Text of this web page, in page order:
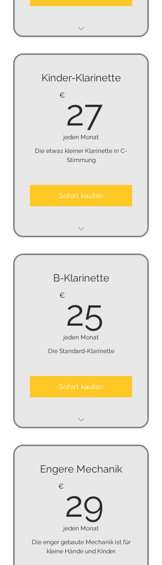
Kinder-Klarinette
€ 27
jeden Monat
Die etwas kleiner Klarinette in C-
Stimmung
Sofort kaufen
B-Klarinette
€ 25
jeden Monat
Die Standard-Klarinette
Sofort kaufen
keine Kaution
Engere Mechanik
€ 29
jeden Monat
Die enger gebaute Mechanik ist für
kleine Hände und Kinder.